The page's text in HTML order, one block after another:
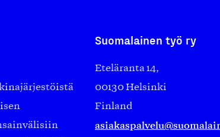
Suomalainen työ ry
Eteläranta 14,
00130 Helsinki
Finland